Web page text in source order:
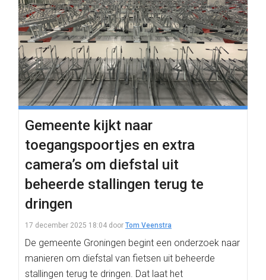
Gemeente kijkt naar
toegangspoortjes en extra
camera’s om diefstal uit
beheerde stallingen terug te
dringen
17 december 2025 18:04 door Tom Veenstra
De gemeente Groningen begint een onderzoek naar
manieren om diefstal van fietsen uit beheerde
stallingen terug te dringen. Dat laat het